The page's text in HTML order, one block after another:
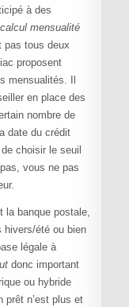
à des
mensualité
pas tous deux
proposent
mensualités. Il
en place des
nombre de
date du crédit
choisir le seuil
vous ne pas
la banque postale,
hivers/été ou bien
légale à
donc important
ou hybride
prêt n’est plus et